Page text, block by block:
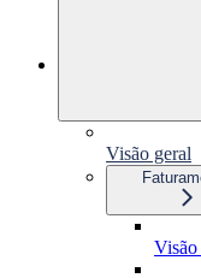
Visão geral
Visão